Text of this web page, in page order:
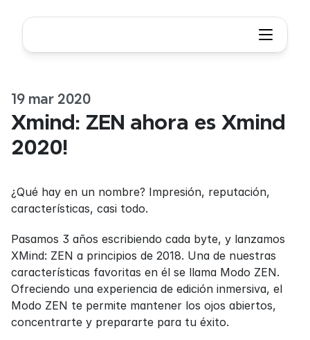
19 mar 2020
Xmind: ZEN ahora es Xmind
2020!
¿Qué hay en un nombre? Impresión, reputación,
características, casi todo.
Pasamos 3 años escribiendo cada byte, y lanzamos
XMind: ZEN a principios de 2018. Una de nuestras
características favoritas en él se llama Modo ZEN.
Ofreciendo una experiencia de edición inmersiva, el
Modo ZEN te permite mantener los ojos abiertos,
concentrarte y prepararte para tu éxito.